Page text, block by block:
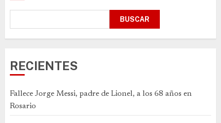
BUSCAR
RECIENTES
Fallece Jorge Messi, padre de Lionel, a los 68 años en
Rosario